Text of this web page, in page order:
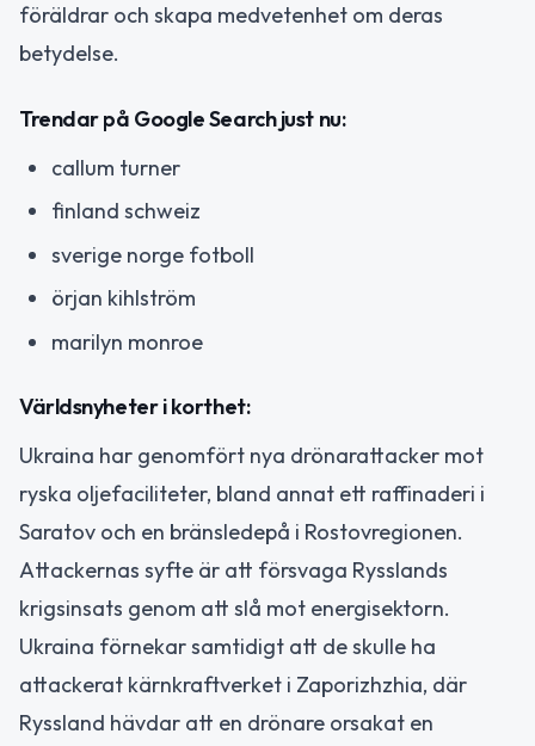
föräldrar och skapa medvetenhet om deras
betydelse.
Trendar på Google Search just nu:
callum turner
finland schweiz
sverige norge fotboll
örjan kihlström
marilyn monroe
Världsnyheter i korthet:
Ukraina har genomfört nya drönarattacker mot
ryska oljefaciliteter, bland annat ett raffinaderi i
Saratov och en bränsledepå i Rostovregionen.
Attackernas syfte är att försvaga Rysslands
krigsinsats genom att slå mot energisektorn.
Ukraina förnekar samtidigt att de skulle ha
attackerat kärnkraftverket i Zaporizhzhia, där
Ryssland hävdar att en drönare orsakat en